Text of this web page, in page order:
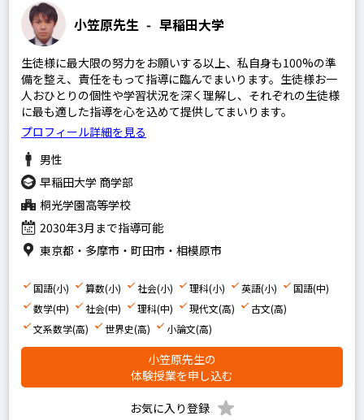
小笠原先生 - 早稲田大学
生徒様に最大限の努力をお願いする以上、私自身も100%の準
備を整え、責任をもって指導に臨んでまいります。生徒様お一
人おひとりの個性や学習状況を深く理解し、それぞれの生徒様
に最も適した指導を心を込めて提供してまいります。
プロフィール詳細を見る
男性
早稲田大学 商学部
桐光学園高等学校
2030年3月まで指導可能
東京都・多摩市・町田市・相模原市
国語(小) 算数(小) 社会(小) 理科(小) 英語(小)
国語(中)
数学(中)
社会(中) 理科(中) 現代文(高)
古文(高)
文系数学(高)
世界史(高) 小論文(高)
小笠原先生の
体験授業を申し込む
お気に入り登録